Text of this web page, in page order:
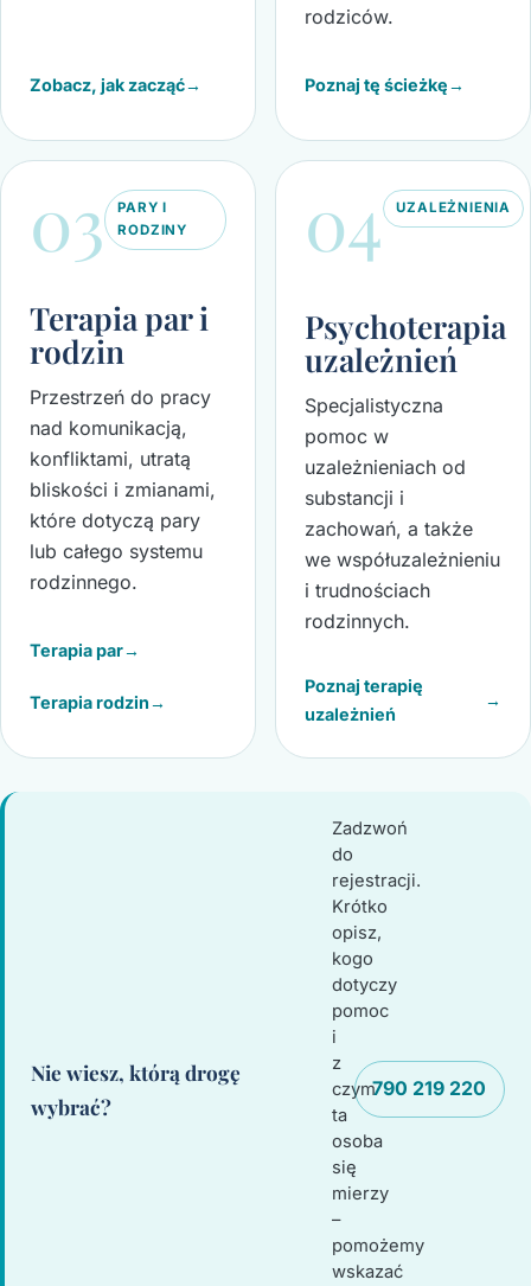
Zobacz, jak zacząć→
rodziców.
Poznaj tę ścieżkę→
03
PARY I
RODZINY
Terapia par i
rodzin
Przestrzeń do pracy
nad komunikacją,
konfliktami, utratą
bliskości i zmianami,
które dotyczą pary
lub całego systemu
rodzinnego.
Terapia par→
Terapia rodzin→
04 UZALEŻNIENIA
Psychoterapia
uzależnień
Specjalistyczna
pomoc w
uzależnieniach od
substancji i
zachowań, a także
we współuzależnieniu
i trudnościach
rodzinnych.
Poznaj terapię
uzależnień
→
Nie wiesz, którą drogę
wybrać?
Zadzwoń
do
rejestracji.
Krótko
opisz,
kogo
dotyczy
pomoc
i
z
czym
ta
osoba
się
mierzy
–
pomożemy
wskazać
790 219 220